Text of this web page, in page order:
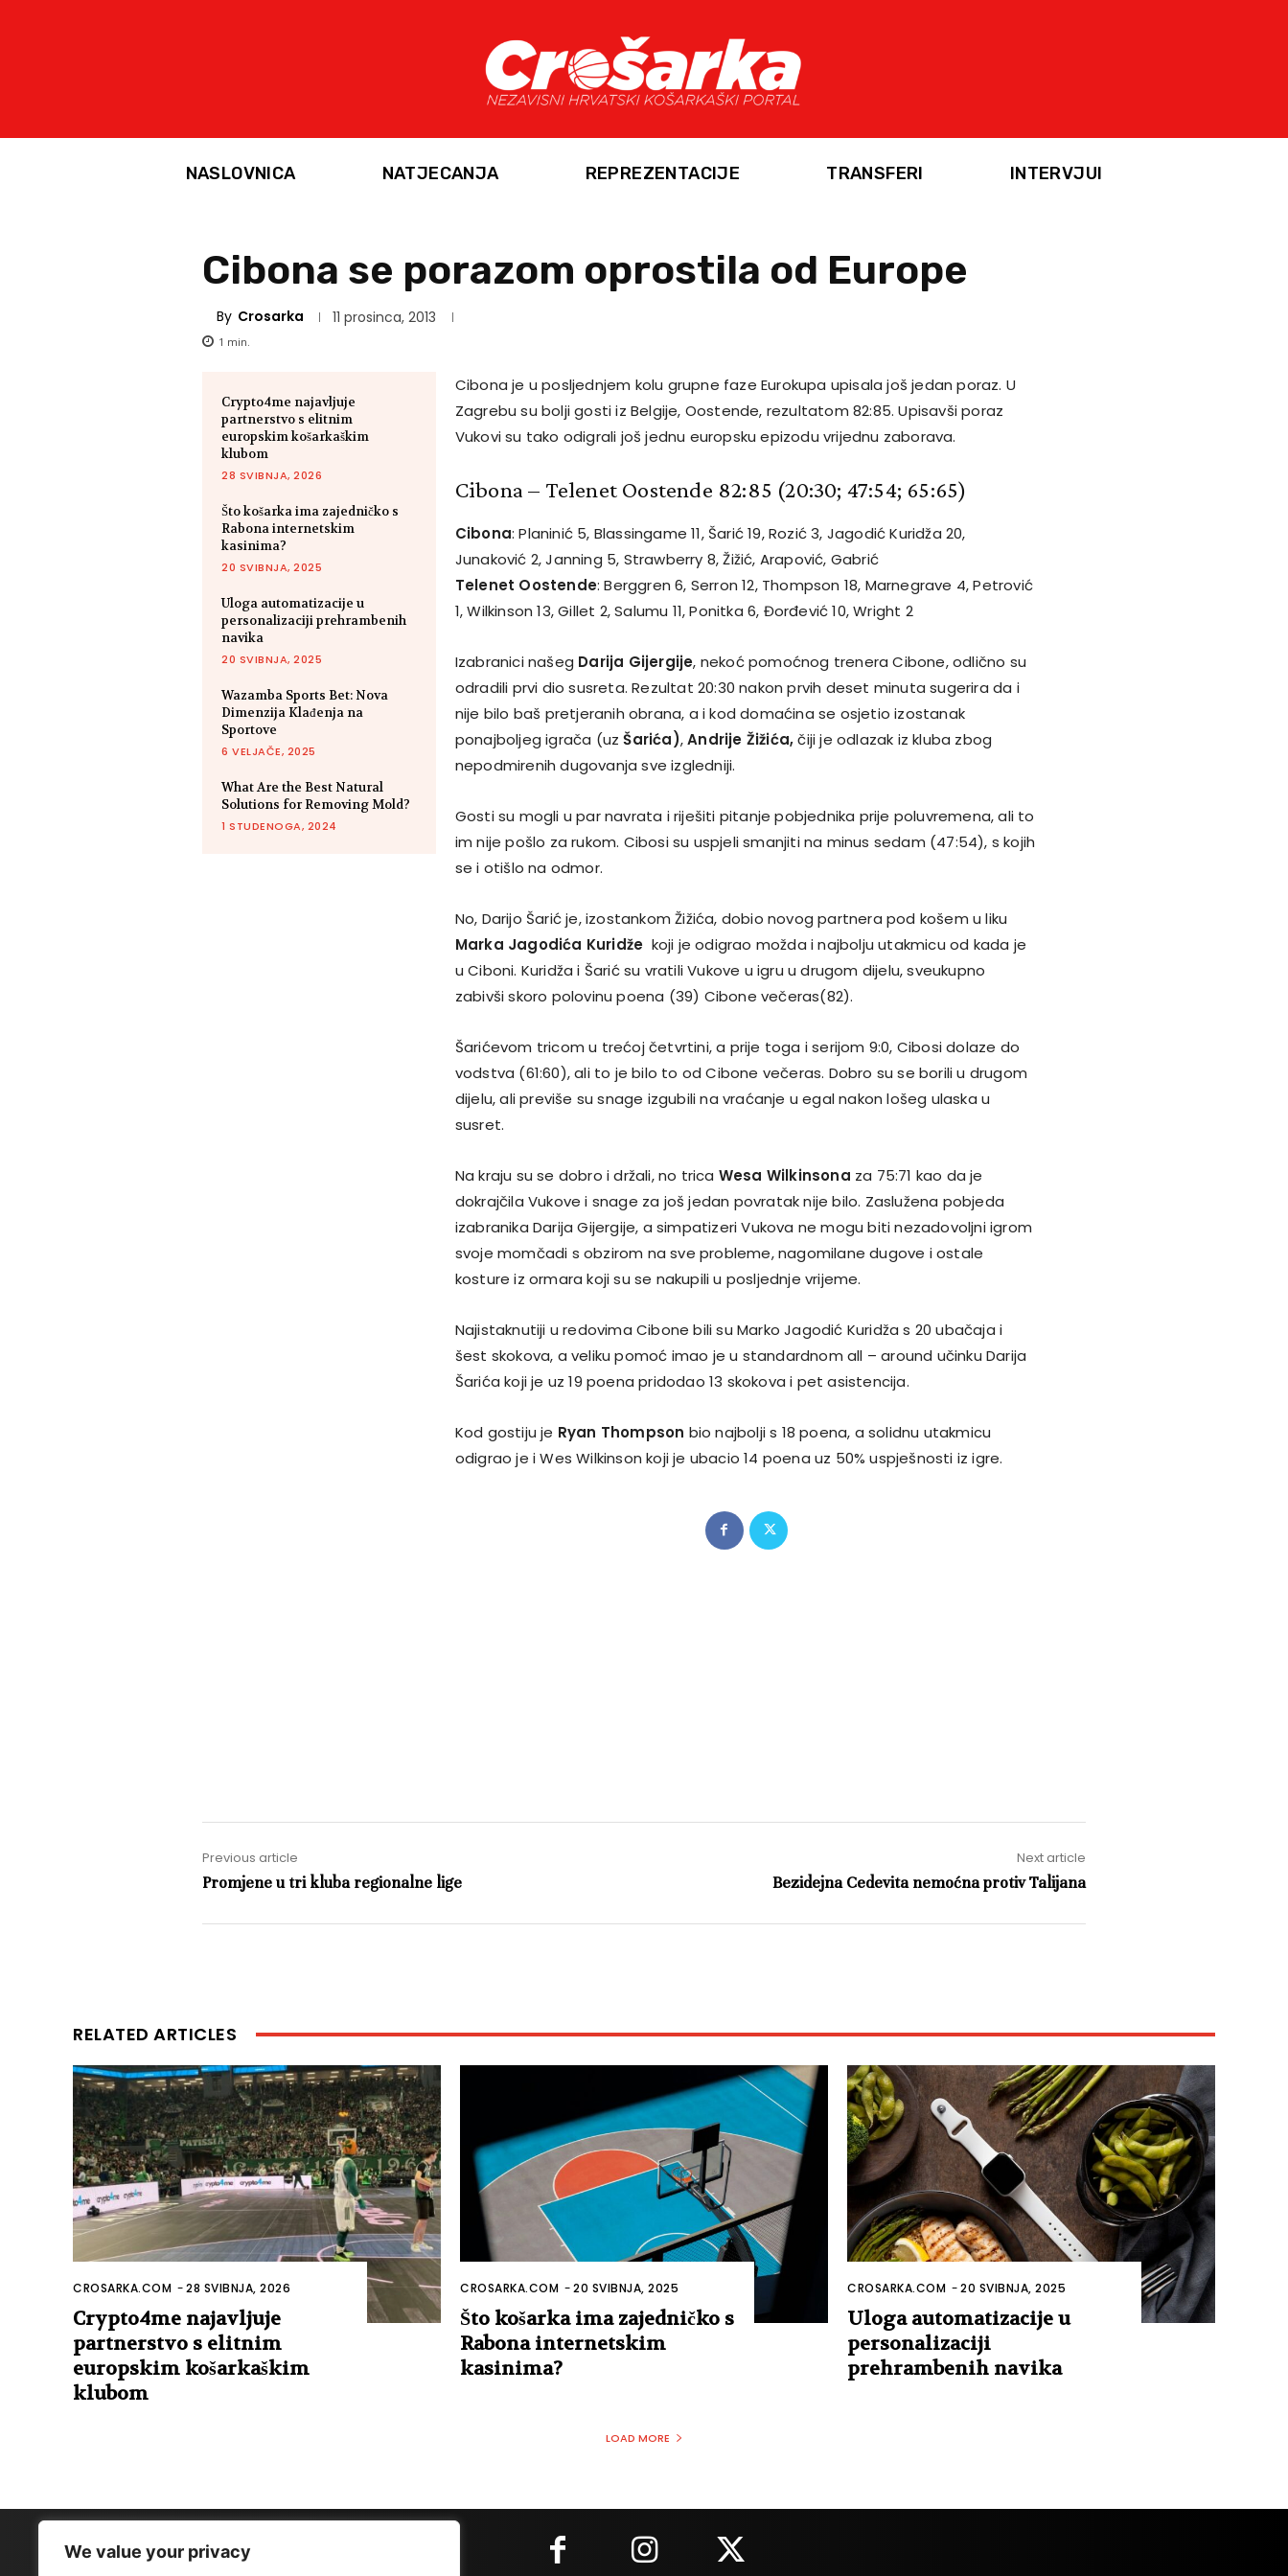
We value your privacy
NASLOVNICA NATJECANJA REPREZENTACIJE TRANSFERI INTERVJUI
Cibona se porazom oprostila od Europe
By Crosarka 11 prosinca, 2013
1 min.
Crypto4me najavljuje
partnerstvo s elitnim
europskim košarkaškim
klubom
28 SVIBNJA, 2026
Što košarka ima zajedničko s
Rabona internetskim
kasinima?
20 SVIBNJA, 2025
Uloga automatizacije u
personalizaciji prehrambenih
navika
20 SVIBNJA, 2025
Wazamba Sports Bet: Nova
Dimenzija Klađenja na
Sportove
6 VELJAČE, 2025
What Are the Best Natural
Solutions for Removing Mold?
1 STUDENOGA, 2024
Cibona je u posljednjem kolu grupne faze Eurokupa upisala još jedan poraz. U
Zagrebu su bolji gosti iz Belgije, Oostende, rezultatom 82:85. Upisavši poraz
Vukovi su tako odigrali još jednu europsku epizodu vrijednu zaborava.
Cibona – Telenet Oostende 82:85 (20:30; 47:54; 65:65)
Cibona: Planinić 5, Blassingame 11, Šarić 19, Rozić 3, Jagodić Kuridža 20,
Junaković 2, Janning 5, Strawberry 8, Žižić, Arapović, Gabrić
Telenet Oostende: Berggren 6, Serron 12, Thompson 18, Marnegrave 4, Petrović
1, Wilkinson 13, Gillet 2, Salumu 11, Ponitka 6, Đorđević 10, Wright 2
Izabranici našeg Darija Gijergije, nekoć pomoćnog trenera Cibone, odlično su
odradili prvi dio susreta. Rezultat 20:30 nakon prvih deset minuta sugerira da i
nije bilo baš pretjeranih obrana, a i kod domaćina se osjetio izostanak
ponajboljeg igrača (uzŠarića),Andrije Žižića,čiji je odlazak iz kluba zbog
nepodmirenih dugovanja sve izgledniji.
Gosti su mogli u par navrata i riješiti pitanje pobjednika prije poluvremena, ali to
im nije pošlo za rukom. Cibosi su uspjeli smanjiti na minus sedam (47:54), s kojih
se i otišlo na odmor.
No, Darijo Šarić je, izostankom Žižića, dobio novog partnera pod košem u liku
Marka Jagodića Kuridže koji je odigrao možda i najbolju utakmicu od kada je
u Ciboni. Kuridža i Šarić su vratili Vukove u igru u drugom dijelu, sveukupno
zabivši skoro polovinu poena (39) Cibone večeras(82).
Šarićevom tricom u trećoj četvrtini, a prije toga i serijom 9:0, Cibosi dolaze do
vodstva (61:60), ali to je bilo to od Cibone večeras. Dobro su se borili u drugom
dijelu, ali previše su snage izgubili na vraćanje u egal nakon lošeg ulaska u
susret.
Na kraju su se dobro i držali, no trica Wesa Wilkinsona za 75:71 kao da je
dokrajčila Vukove i snage za još jedan povratak nije bilo. Zaslužena pobjeda
izabranika Darija Gijergije, a simpatizeri Vukova ne mogu biti nezadovoljni igrom
svoje momčadi s obzirom na sve probleme, nagomilane dugove i ostale
kosture iz ormara koji su se nakupili u posljednje vrijeme.
Najistaknutiji u redovima Cibone bili su Marko Jagodić Kuridža s 20 ubačaja i
šest skokova, a veliku pomoć imao je u standardnom all – around učinku Darija
Šarića koji je uz 19 poena pridodao 13 skokova i pet asistencija.
Kod gostiju je Ryan Thompson bio najbolji s 18 poena, a solidnu utakmicu
odigrao je i Wes Wilkinson koji je ubacio 14 poena uz 50% uspješnosti iz igre.
Previous article
Promjene u tri kluba regionalne lige
Next article
Bezidejna Cedevita nemoćna protiv Talijana
RELATED ARTICLES
CROSARKA.COM -28 SVIBNJA, 2026
Crypto4me najavljuje
partnerstvo s elitnim
europskim košarkaškim
klubom
CROSARKA.COM -20 SVIBNJA, 2025
Što košarka ima zajedničko s
Rabona internetskim
kasinima?
CROSARKA.COM -20 SVIBNJA, 2025
Uloga automatizacije u
personalizaciji
prehrambenih navika
LOAD MORE